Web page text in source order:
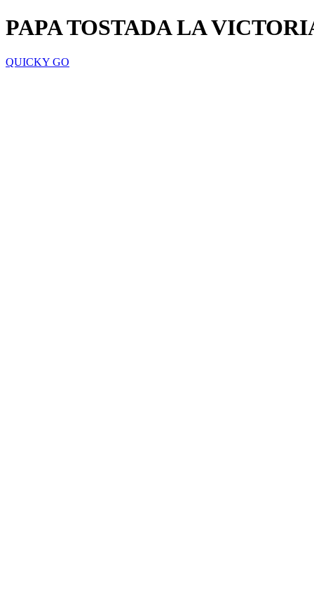
PAPA TOSTADA LA
QUICKY GO